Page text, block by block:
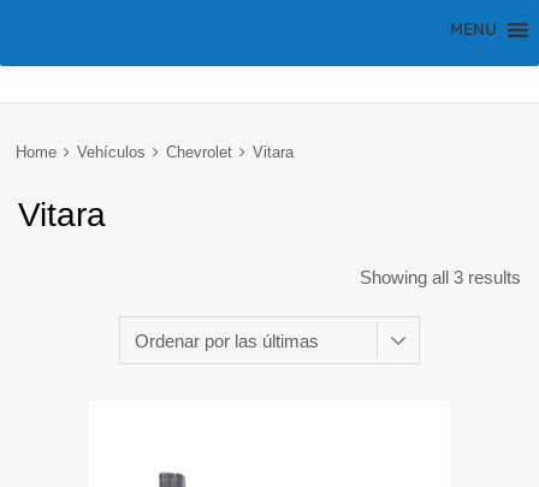
MENU
Home Vehículos Chevrolet Vitara
Vitara
Showing all 3 results